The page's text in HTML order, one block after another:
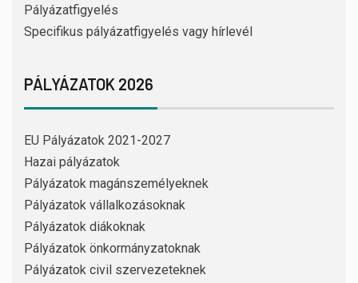
Pályázatfigyelés
Specifikus pályázatfigyelés vagy hírlevél
PÁLYÁZATOK 2026
EU Pályázatok 2021-2027
Hazai pályázatok
Pályázatok magánszemélyeknek
Pályázatok vállalkozásoknak
Pályázatok diákoknak
Pályázatok önkormányzatoknak
Pályázatok civil szervezeteknek